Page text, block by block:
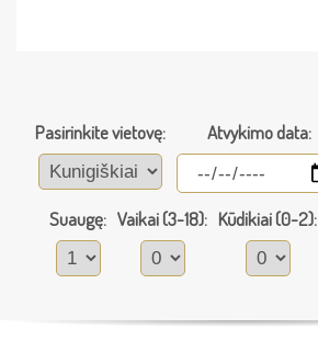
Pasirinkite vietovę: Atvykimo data:
Suaugę: Vaikai (3-18): Kūdikiai (0-2):